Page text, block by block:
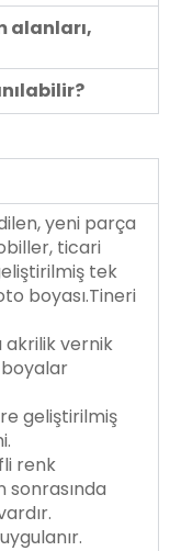
alanları,
yeni parça
ticari
tek
boyası.Tineri
akrilik vernik
boyalar
geliştirilmiş
renk
sonrasında